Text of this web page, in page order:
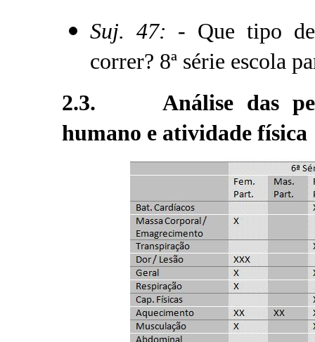
Suj. 47: - Que tipo
correr? 8ª série escola
2.3. Análise das
humano e atividade física